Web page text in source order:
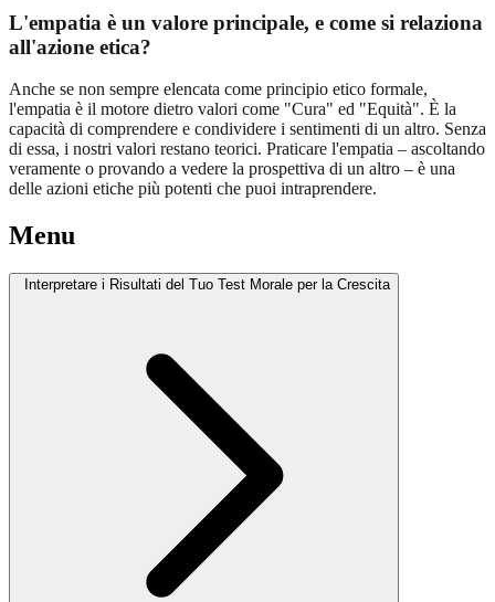
L'empatia è un valore principale, e come si relaziona
all'azione etica?
Anche se non sempre elencata come principio etico formale,
l'empatia è il motore dietro valori come "Cura" ed "Equità". È la
capacità di comprendere e condividere i sentimenti di un altro. Senza
di essa, i nostri valori restano teorici. Praticare l'empatia – ascoltando
veramente o provando a vedere la prospettiva di un altro – è una
delle azioni etiche più potenti che puoi intraprendere.
Menu
Interpretare i Risultati del Tuo Test Morale per la Crescita